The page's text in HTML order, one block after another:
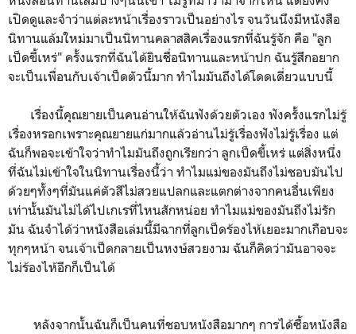
เปิดดูและจำว่าแต่ละหน้าเรื่องราวเป็นอย่างไร จนวันนึงมีหนังสือ
นิทานแล้มใหม่มาเป็นนิทานคลาสสิคเรื่องแรกที่ฉันรู้จัก คือ "ลูก
เป็ดขี้เหร่" ครั้งแรกที่ฉันได้ยินชื่อนิทานและหน้าปก ฉันรู้สึกอยาก
จะเป็นเพื่อนกับเจ้าเป็ดตัวนี้มาก ทำไมมันถึงได้โดดเดี่ยวแบบนี้
เรื่องนี้คุณยายเป็นคนอ่านให้ฉันฟังด้วยตัวเอง ฟังครั้งแรกไม่รู้
เรื่องหรอกเพราะคุณยายแก่มากแล้วอ่านไม่รู้เรื่องฟังไม่รู้เรื่อง แต่
ฉันก็พอจะเข้าใจว่าทำไมมันถึงถูกเรียกว่า ลูกเป็ดขี้เหร่ แต่สิ่งหนึ่ง
ที่ฉันไม่เข้าใจในนิทานเรื่องนี้ว่า ทำไมแม่ของมันถึงไม่ชอบมันไป
ด้วยๆทั้งๆที่มันแค่ตัวสีไม่สวยแปลกและแตกต่างจากคนอื่นเพียง
เท่านั้นมันไม่ได้ไปเกเรที่ไหนสักหน่อย ทำไมแม่ของมันถึงไม่รัก
มัน ฉันจำได้ว่าหนังสือเล่มนี้มีฉากที่ลูกเป็ดร้องไห้เยอะมากเกือบจะ
ทุกๆหน้า จนเจ้าเป็ดกลายเป็นหงษ์สวยงาม ฉันก็คิดว่ามันอาจจะ
ไม่ร้องไห้อีกก็เป็นได้
หลังจากนั้นฉันก็เป็นคนที่ชอบหนังสือมากๆ การได้ซื้อหนังสือ